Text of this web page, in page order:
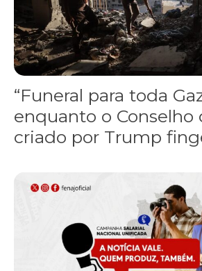
“Funeral para toda
enquanto o Conselho
criado por Trump
Assinada nova CCT de jornais e revistas